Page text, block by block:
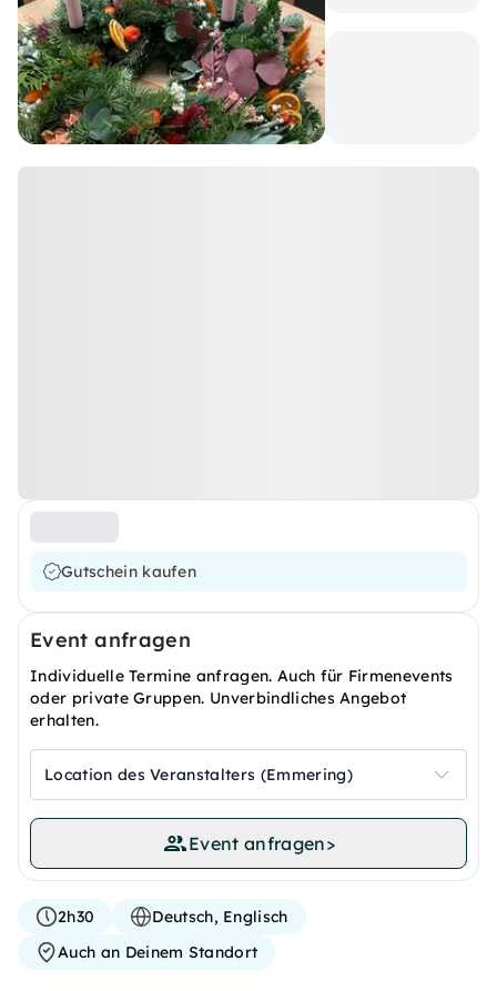
Gutschein kaufen
Event anfragen
Individuelle Termine anfragen. Auch für Firmenevents
oder private Gruppen. Unverbindliches Angebot
erhalten.
Location des Veranstalters (Emmering)
Event anfragen>
2h30
Deutsch, Englisch
Auch an Deinem Standort